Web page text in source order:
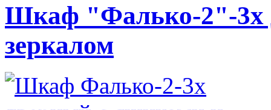
Шкаф "Фалько-2"-3х
зеркалом